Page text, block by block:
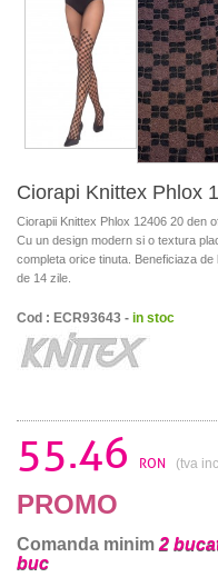
Ciorapi Knittex Phlox
Ciorapii Knittex Phlox 12406 20 den
Cu un design modern si o textura
completa orice tinuta. Beneficiaza
de 14 zile.
Cod : ECR93643 - in stoc
55.46 RON (tva
PROMO
Comanda minim 2
buc